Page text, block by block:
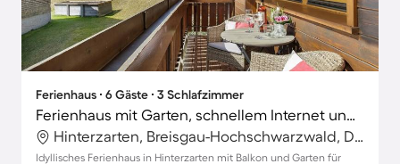
Ferienhaus ∙ 6 Gäste ∙ 3 Schlafzimmer
Ferienhaus mit Garten, schnellem Internet und Terrasse | Bergblick
Hinterzarten, Breisgau-Hochschwarzwald, Deutschland
Idyllisches Ferienhaus in Hinterzarten mit Balkon und Garten für